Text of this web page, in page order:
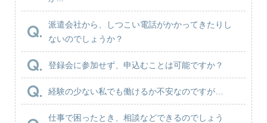
派遣会社から、しつこい電話がかかってきたりし
ないのでしょうか？
登録会に参加せず、申込むことは可能ですか？
経験の少ない私でも働けるか不安なのですが…
仕事で困ったとき、相談などできるのでしょう